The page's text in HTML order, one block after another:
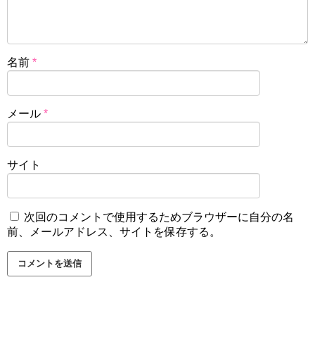
名前 *
メール *
サイト
次回のコメントで使用するためブラウザーに自分の名
前、メールアドレス、サイトを保存する。